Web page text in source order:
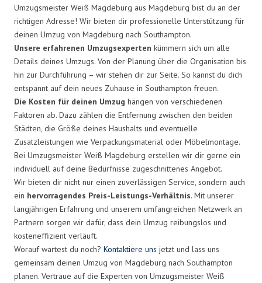
Umzugsmeister Weiß Magdeburg aus Magdeburg bist du an der
richtigen Adresse! Wir bieten dir professionelle Unterstützung für
deinen Umzug von Magdeburg nach Southampton.
Unsere erfahrenen Umzugsexperten kümmern sich um alle
Details deines Umzugs. Von der Planung über die Organisation bis
hin zur Durchführung – wir stehen dir zur Seite. So kannst du dich
entspannt auf dein neues Zuhause in Southampton freuen.
Die Kosten für deinen Umzug hängen von verschiedenen
Faktoren ab. Dazu zählen die Entfernung zwischen den beiden
Städten, die Größe deines Haushalts und eventuelle
Zusatzleistungen wie Verpackungsmaterial oder Möbelmontage.
Bei Umzugsmeister Weiß Magdeburg erstellen wir dir gerne ein
individuell auf deine Bedürfnisse zugeschnittenes Angebot.
Wir bieten dir nicht nur einen zuverlässigen Service, sondern auch
ein hervorragendes Preis-Leistungs-Verhältnis. Mit unserer
langjährigen Erfahrung und unserem umfangreichen Netzwerk an
Partnern sorgen wir dafür, dass dein Umzug reibungslos und
kosteneffizient verläuft.
Worauf wartest du noch? Kontaktiere uns jetzt und lass uns
gemeinsam deinen Umzug von Magdeburg nach Southampton
planen. Vertraue auf die Experten von Umzugsmeister Weiß